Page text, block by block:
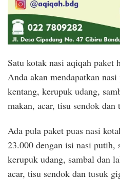
Satu kotak nasi aqiqah paket
Anda akan mendapatkan
kentang, kerupuk udang,
makan, acar, tisu sendok dan
Ada pula paket puas nasi
23.000 dengan isi nasi putih,
kerupuk udang, sambal dan
acar, tisu sendok dan tusuk